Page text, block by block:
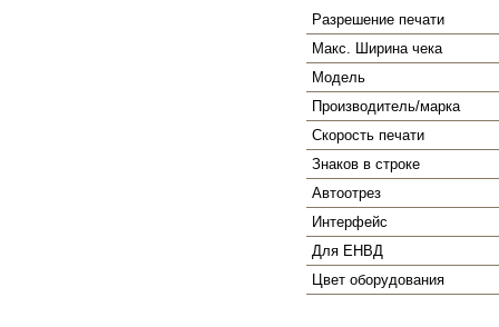
Разрешение печати
Макс. Ширина чека
Модель
Производитель/марка
Скорость печати
Знаков в строке
Автоотрез
Интерфейс
Для ЕНВД
Цвет оборудования